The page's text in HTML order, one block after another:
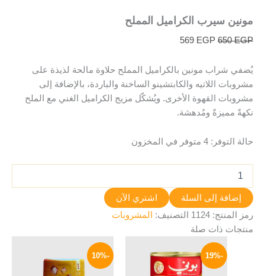
مونين سيرب الكراميل المملح
650EGP
569 EGP
يُضفي شراب مونين بالكراميل المملح حلاوة مالحة لذيذة على
مشروبات اللاتيه والكابتشينو الساخنة والباردة، بالإضافة إلى
مشروبات القهوة الأخرى. ويُشكّل مزيج الكراميل الغني مع الملح
نكهةً مميزةً ومُدهشة.
حالة التوفر: 4 متوفر في المخزون
إضافة إلى السلة
اشتري الآن
رمز المنتج: 1124 التصنيف:
المشروبات
منتجات ذات صلة
-19%
الأصلي
هو:
185 EGP.
الحالي
هو:
149 EGP.
-10%
هو:
100 EGP.
هو:
90 EGP.